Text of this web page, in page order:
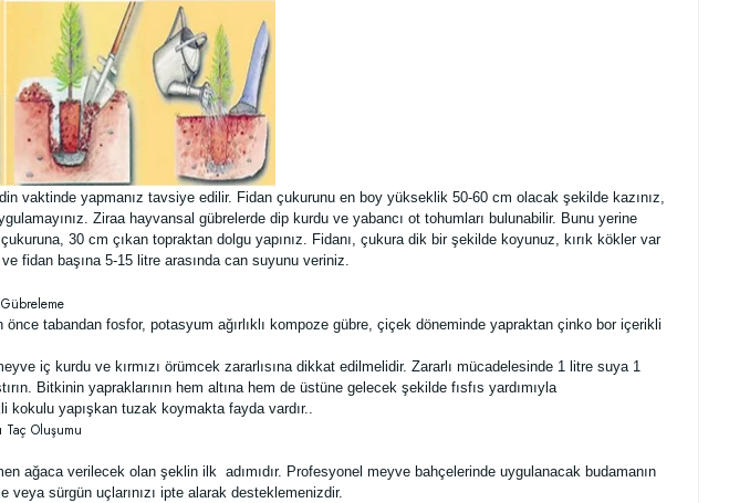
vaktinde yapmanız tavsiye edilir. Fidan çukurunu en boy yükseklik 50-60 cm olacak şekilde kazınız,
Ziraa hayvansal gübrelerde dip kurdu ve yabancı ot tohumları bulunabilir. Bunu yerine
30 cm çıkan topraktan dolgu yapınız. Fidanı, çukura dik bir şekilde koyunuz, kırık kökler var
fidan başına 5-15 litre arasında can suyunu veriniz.
tabandan fosfor, potasyum ağırlıklı kompoze gübre, çiçek döneminde yapraktan çinko bor içerikli
iç kurdu ve kırmızı örümcek zararlısına dikkat edilmelidir. Zararlı mücadelesinde 1 litre suya 1
Bitkinin yapraklarının hem altına hem de üstüne gelecek şekilde fısfıs yardımıyla
kokulu yapışkan tuzak koymakta fayda vardır..
ağaca verilecek olan şeklin ilk adımıdır. Profesyonel meyve bahçelerinde uygulanacak budamanın
sürgün uçlarınızı ipte alarak desteklemenizdir.